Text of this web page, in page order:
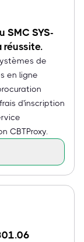
SMC SYS-
réussite.
de
en ligne
d'inscription
CBTProxy.